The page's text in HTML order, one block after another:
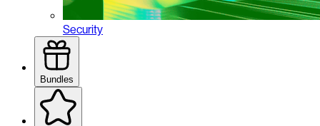
Security
Bundles